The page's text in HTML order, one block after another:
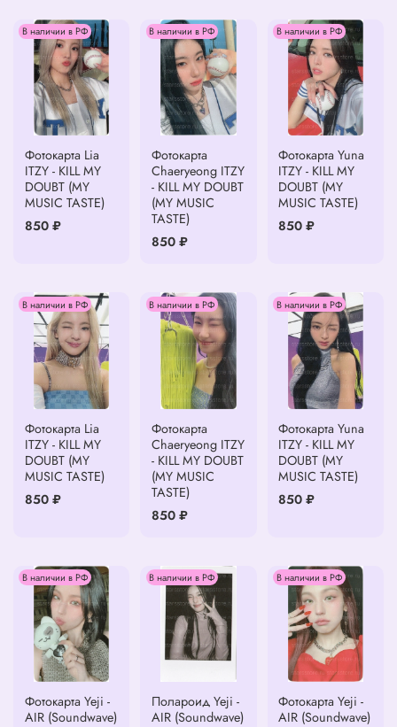
В наличии в РФ
Фотокарта Lia
ITZY - KILL MY
DOUBT (MY
MUSIC TASTE)
850 ₽
В наличии в РФ
Фотокарта
Chaeryeong ITZY
- KILL MY DOUBT
(MY MUSIC
TASTE)
850 ₽
В наличии в РФ
Фотокарта Yuna
ITZY - KILL MY
DOUBT (MY
MUSIC TASTE)
850 ₽
В наличии в РФ
Фотокарта Lia
ITZY - KILL MY
DOUBT (MY
MUSIC TASTE)
850 ₽
В наличии в РФ
Фотокарта
Chaeryeong ITZY
- KILL MY DOUBT
(MY MUSIC
TASTE)
850 ₽
В наличии в РФ
Фотокарта Yuna
ITZY - KILL MY
DOUBT (MY
MUSIC TASTE)
850 ₽
В наличии в РФ
Фотокарта Yeji -
AIR (Soundwave)
В наличии в РФ
Полароид Yeji -
AIR (Soundwave)
В наличии в РФ
Фотокарта Yeji -
AIR (Soundwave)